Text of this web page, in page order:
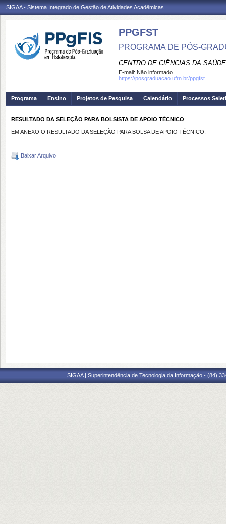
SIGAA - Sistema Integrado de Gestão de Atividades Acadêmicas
PPGFST
PROGRAMA DE PÓS-
CENTRO DE CIÊNCIAS DA SAÚDE
E-mail: Não informado
https://posgraduacao.ufrn.br/ppgfst
Programa Ensino Projetos de Pesquisa Calendário Processos
RESULTADO DA SELEÇÃO PARA BOLSISTA DE APOIO TÉCNICO
EM ANEXO O RESULTADO DA SELEÇÃO PARA BOLSA DE APOIO TÉCNICO.
Baixar Arquivo
SIGAA | Superintendência de Tecnologia da Informação - (84)